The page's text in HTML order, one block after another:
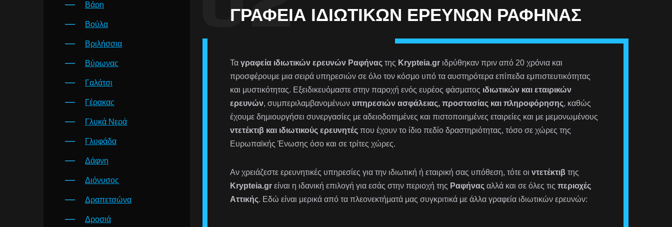
Βάρη
Βούλα
Βριλήσσια
Βύρωνας
Γαλάτσι
Γέρακας
Γλυκά Νερά
Γλυφάδα
Δάφνη
Διόνυσος
Δραπετσώνα
Δροσιά
ΓΡΑΦΕΊΑ ΙΔΙΩΤΙΚΏΝ ΕΡΕΥΝΏΝ ΡΑΦΉΝΑΣ
Τα γραφεία ιδιωτικών ερευνών Ραφήναςτης Krypteia.grιδρύθηκαν πριν από 20 χρόνια και
προσφέρουμε μια σειρά υπηρεσιών σε όλο τον κόσμο υπό τα αυστηρότερα επίπεδα εμπιστευτικότητας
και μυστικότητας. Εξειδικευόμαστε στην παροχή ενός ευρέος φάσματος ιδιωτικών και εταιρικών
ερευνών, συμπεριλαμβανομένων υπηρεσιών ασφάλειας, προστασίας και πληροφόρησης, καθώς
έχουμε δημιουργήσει συνεργασίες με αδειοδοτημένες και πιστοποιημένες εταιρείες και με μεμονωμένους
ντετέκτιβ και ιδιωτικούς ερευνητέςπου έχουν το ίδιο πεδίο δραστηριότητας, τόσο σε χώρες της
Ευρωπαϊκής Ένωσης όσο και σε τρίτες χώρες.
Αν χρειάζεστε ερευνητικές υπηρεσίες για την ιδιωτική ή εταιρική σας υπόθεση, τότε οι ντετέκτιβτης
Krypteia.grείναι η ιδανική επιλογή για εσάς στην περιοχή της Ραφήναςαλλά και σε όλες τις περιοχές
Αττικής. Εδώ είναι μερικά από τα πλεονεκτήματά μας συγκριτικά με άλλα γραφεία ιδιωτικών ερευνών: